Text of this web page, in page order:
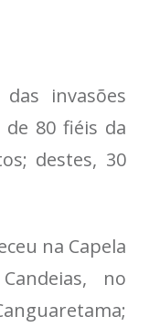
invasões
de 80 fiéis da
destes, 30
na Capela
no